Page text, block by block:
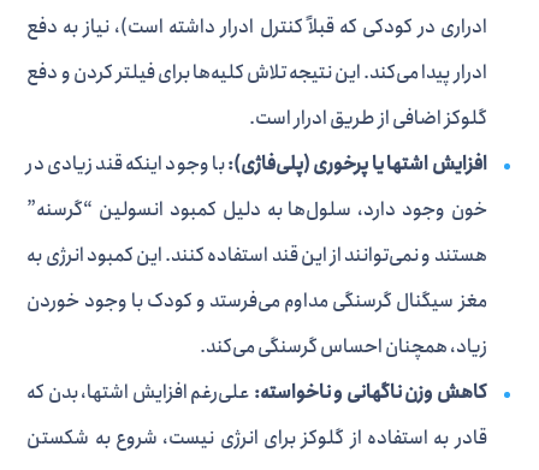
ادراری در کودکی که قبلاً کنترل ادرار داشته است)، نیاز به دفع
ادرار پیدا می‌کند. این نتیجه تلاش کلیه‌ها برای فیلتر کردن و دفع
گلوکز اضافی از طریق ادرار است.
افزایش اشتها یا پرخوری (پلی‌فاژی):با وجود اینکه قند زیادی در
خون وجود دارد، سلول‌ها به دلیل کمبود انسولین “گرسنه”
هستند و نمی‌توانند از این قند استفاده کنند. این کمبود انرژی به
مغز سیگنال گرسنگی مداوم می‌فرستد و کودک با وجود خوردن
زیاد، همچنان احساس گرسنگی می‌کند.
کاهش وزن ناگهانی و ناخواسته: علی‌رغم افزایش اشتها، بدن که
قادر به استفاده از گلوکز برای انرژی نیست، شروع به شکستن